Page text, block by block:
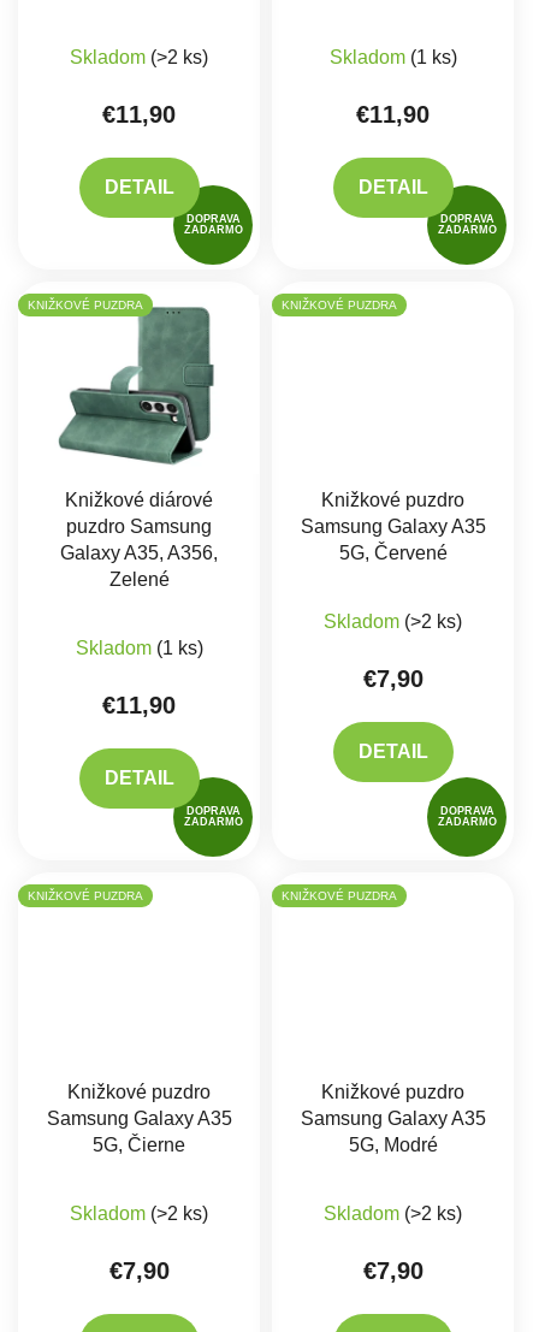
DOPRAVA
ZADARMO
Skladom (>2 ks)
€11,90
DETAIL
DOPRAVA
ZADARMO
Skladom (1 ks)
€11,90
DETAIL
KNIŽKOVÉ PUZDRA
DOPRAVA
ZADARMO
Knižkové diárové
puzdro Samsung
Galaxy A35, A356,
Zelené
Skladom (1 ks)
€11,90
DETAIL
KNIŽKOVÉ PUZDRA
DOPRAVA
ZADARMO
Knižkové puzdro
Samsung Galaxy A35
5G, Červené
Skladom (>2 ks)
€7,90
DETAIL
KNIŽKOVÉ PUZDRA
Knižkové puzdro
Samsung Galaxy A35
5G, Čierne
Skladom (>2 ks)
€7,90
KNIŽKOVÉ PUZDRA
Knižkové puzdro
Samsung Galaxy A35
5G, Modré
Skladom (>2 ks)
€7,90